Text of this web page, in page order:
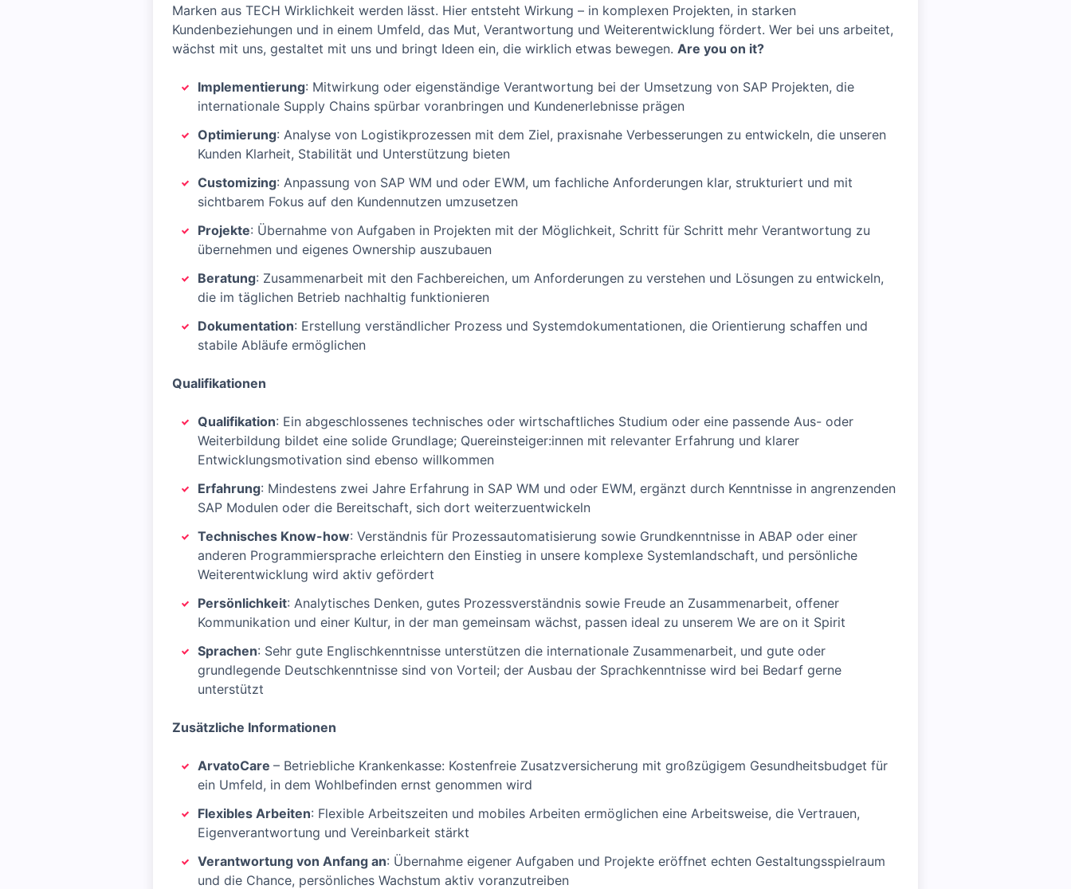
Marken aus TECH Wirklichkeit werden lässt. Hier entsteht Wirkung – in komplexen Projekten, in starken
Kundenbeziehungen und in einem Umfeld, das Mut, Verantwortung und Weiterentwicklung fördert. Wer bei uns arbeitet,
wächst mit uns, gestaltet mit uns und bringt Ideen ein, die wirklich etwas bewegen. Are you on it?
Implementierung: Mitwirkung oder eigenständige Verantwortung bei der Umsetzung von SAP Projekten, die
internationale Supply Chains spürbar voranbringen und Kundenerlebnisse prägen
Optimierung: Analyse von Logistikprozessen mit dem Ziel, praxisnahe Verbesserungen zu entwickeln, die unseren
Kunden Klarheit, Stabilität und Unterstützung bieten
Customizing: Anpassung von SAP WM und oder EWM, um fachliche Anforderungen klar, strukturiert und mit
sichtbarem Fokus auf den Kundennutzen umzusetzen
Projekte: Übernahme von Aufgaben in Projekten mit der Möglichkeit, Schritt für Schritt mehr Verantwortung zu
übernehmen und eigenes Ownership auszubauen
Beratung: Zusammenarbeit mit den Fachbereichen, um Anforderungen zu verstehen und Lösungen zu entwickeln,
die im täglichen Betrieb nachhaltig funktionieren
Dokumentation: Erstellung verständlicher Prozess und Systemdokumentationen, die Orientierung schaffen und
stabile Abläufe ermöglichen
Qualifikationen
Qualifikation: Ein abgeschlossenes technisches oder wirtschaftliches Studium oder eine passende Aus- oder
Weiterbildung bildet eine solide Grundlage; Quereinsteiger:innen mit relevanter Erfahrung und klarer
Entwicklungsmotivation sind ebenso willkommen
Erfahrung: Mindestens zwei Jahre Erfahrung in SAP WM und oder EWM, ergänzt durch Kenntnisse in angrenzenden
SAP Modulen oder die Bereitschaft, sich dort weiterzuentwickeln
Technisches Know-how: Verständnis für Prozessautomatisierung sowie Grundkenntnisse in ABAP oder einer
anderen Programmiersprache erleichtern den Einstieg in unsere komplexe Systemlandschaft, und persönliche
Weiterentwicklung wird aktiv gefördert
Persönlichkeit: Analytisches Denken, gutes Prozessverständnis sowie Freude an Zusammenarbeit, offener
Kommunikation und einer Kultur, in der man gemeinsam wächst, passen ideal zu unserem We are on it Spirit
Sprachen: Sehr gute Englischkenntnisse unterstützen die internationale Zusammenarbeit, und gute oder
grundlegende Deutschkenntnisse sind von Vorteil; der Ausbau der Sprachkenntnisse wird bei Bedarf gerne
unterstützt
Zusätzliche Informationen
ArvatoCare – Betriebliche Krankenkasse: Kostenfreie Zusatzversicherung mit großzügigem Gesundheitsbudget für
ein Umfeld, in dem Wohlbefinden ernst genommen wird
Flexibles Arbeiten: Flexible Arbeitszeiten und mobiles Arbeiten ermöglichen eine Arbeitsweise, die Vertrauen,
Eigenverantwortung und Vereinbarkeit stärkt
Verantwortung von Anfang an: Übernahme eigener Aufgaben und Projekte eröffnet echten Gestaltungsspielraum
und die Chance, persönliches Wachstum aktiv voranzutreiben